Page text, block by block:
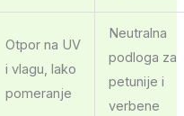
Otpor na UV
i vlagu, lako
pomeranje
Neutralna
podloga za
petunije i
verbene